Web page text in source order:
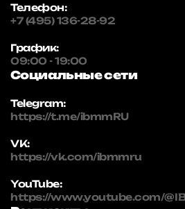
Телефон:
+7 (495) 136-28-92
График:
09:00 - 19:00
Социальные сети
Telegram:
https://t.me/ibmmRU
VK:
https://vk.com/ibmmru
YouTube:
https://www.youtube.com/